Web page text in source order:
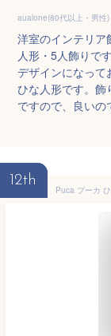
aualone(80代以上・男性)
洋室のインテリア
人形・5人飾りで
デザインになっ
ひな人形です。
ですので、良いの
12th